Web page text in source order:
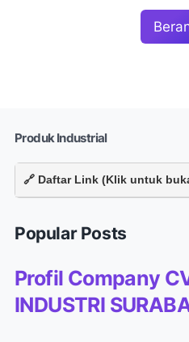
Produk Industrial
🔗 Daftar Link (Klik untuk
Popular Posts
Profil Company
INDUSTRI